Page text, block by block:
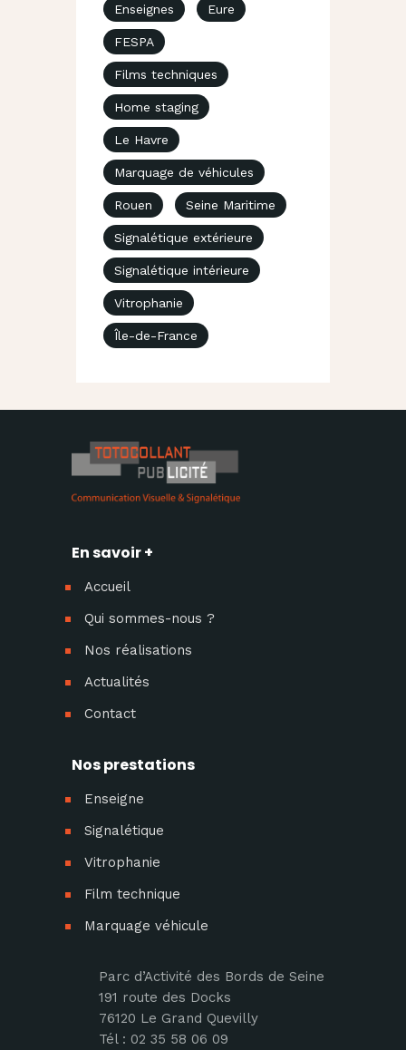
Enseignes Eure
FESPA
Films techniques
Home staging
Le Havre
Marquage de véhicules
Rouen Seine Maritime
Signalétique extérieure
Signalétique intérieure
Vitrophanie
Île-de-France
En savoir +
Accueil
Qui sommes-nous ?
Nos réalisations
Actualités
Contact
Nos prestations
Enseigne
Signalétique
Vitrophanie
Film technique
Marquage véhicule
Parc d’Activité des Bords de Seine
191 route des Docks
76120 Le Grand Quevilly
Tél : 02 35 58 06 09